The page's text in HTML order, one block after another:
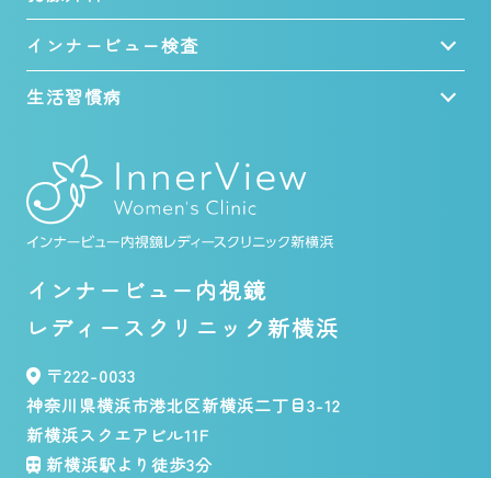
インナービュー検査
生活習慣病
インナービュー内視鏡
レディースクリニック新横浜
〒222-0033
神奈川県横浜市港北区新横浜二丁目3-12
新横浜スクエアビル11F
新横浜駅より徒歩3分